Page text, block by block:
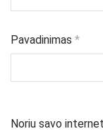
Pavadinimas *
Noriu savo